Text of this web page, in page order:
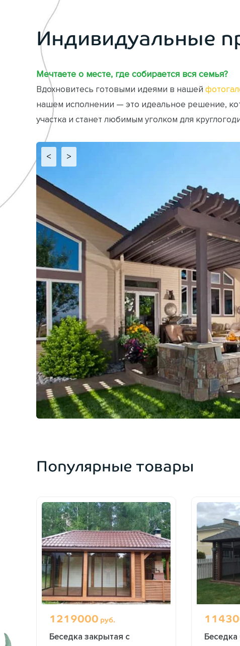
Индивидуальные
Мечтаете о месте, где собирается вся семья?
Вдохновитесь готовыми идеями в нашей
нашем исполнении — это идеальное решение,
участка и станет любимым уголком для
< >
Популярные товары
1219000 руб.
Беседка закрытая с
Беседка